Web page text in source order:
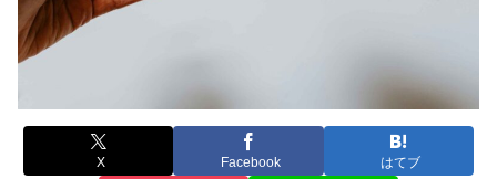
X Facebook はてブ